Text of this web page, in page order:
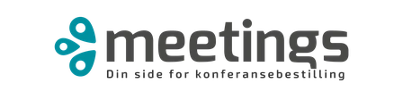
Vennligst vent